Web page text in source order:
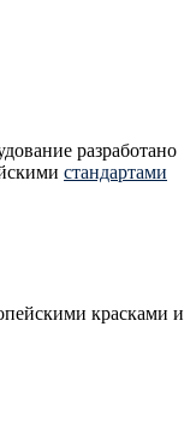
разработано
стандартами
красками и